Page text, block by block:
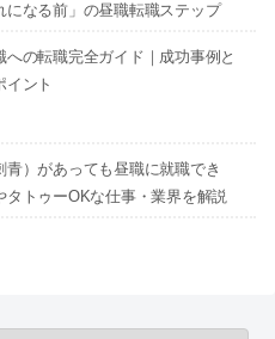
になる前」の昼職転職ステップ
への転職完全ガイド｜成功事例と
イント
青）があっても昼職に就職でき
タトゥーOKな仕事・業界を解説